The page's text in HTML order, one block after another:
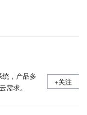
里云
，产品多
需求。
+关注